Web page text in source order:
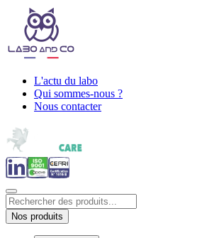
L'actu du labo
Qui sommes-nous ?
Nous contacter
Nos produits